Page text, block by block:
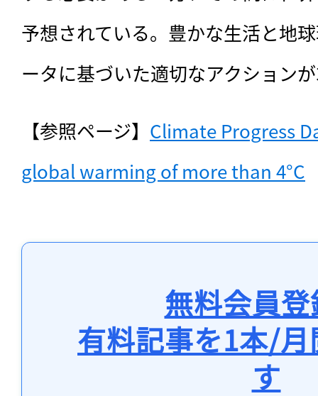
予想されている。豊かな生活と地
ータに基づいた適切なアクション
【参照ページ】 Climate Progress
global warming of more than 4°C
無料会員
有料記事を1本/
す